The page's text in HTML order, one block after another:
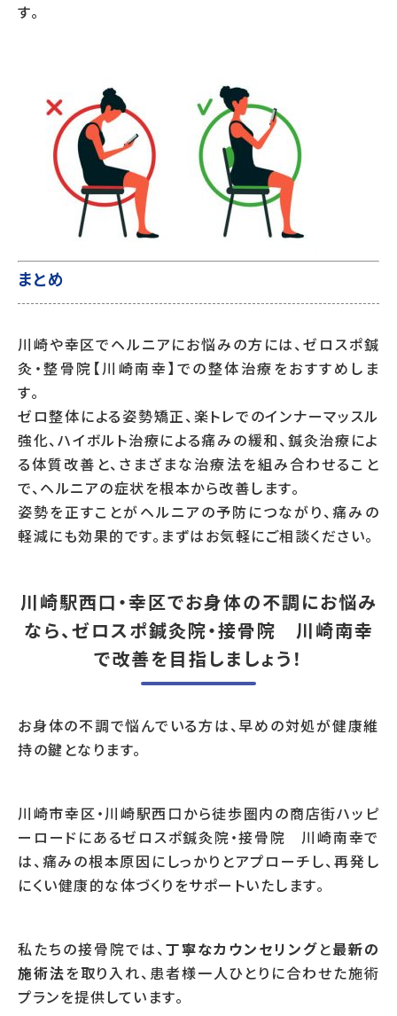
す。
まとめ
川崎や幸区でヘルニアにお悩みの方には、ゼロスポ鍼
灸・整骨院【川崎南幸】での整体治療をおすすめしま
す。
ゼロ整体による姿勢矯正、楽トレでのインナーマッスル
強化、ハイボルト治療による痛みの緩和、鍼灸治療によ
る体質改善と、さまざまな治療法を組み合わせること
で、ヘルニアの症状を根本から改善します。
姿勢を正すことがヘルニアの予防につながり、痛みの
軽減にも効果的です。まずはお気軽にご相談ください。
川崎駅西口・幸区でお身体の不調にお悩み
なら、ゼロスポ鍼灸院・接骨院 川崎南幸
で改善を目指しましょう！
お身体の不調で悩んでいる方は、早めの対処が健康維
持の鍵となります。
川崎市幸区・川崎駅西口から徒歩圏内の商店街ハッピ
ーロードにあるゼロスポ鍼灸院・接骨院 川崎南幸で
は、痛みの根本原因にしっかりとアプローチし、再発し
にくい健康的な体づくりをサポートいたします。
私たちの接骨院では、丁寧なカウンセリングと最新の
施術法を取り入れ、患者様一人ひとりに合わせた施術
プランを提供しています。